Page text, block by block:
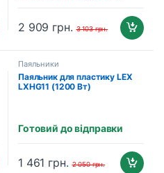
2 909 грн. 3 103грн.
Паяльники
Паяльник для пластику LEX
LXHG11 (1200 Вт)
Готовий до відправки
1 461 грн. 2 050грн.